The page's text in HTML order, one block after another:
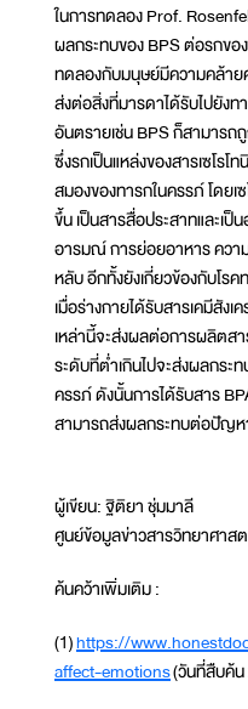
ในการทดลอง Prof.
ผลกระทบของ BPS ต่อรกขอ
ทดลองกับมนุษย์มีความคล้าย
ส่งต่อสิ่งที่มารดาได้รับไปยังท
อันตรายเช่น BPS ก็สามารถ
ซึ่งรกเป็นแหล่งของสารเซโ
สมองของทารกในครรภ์ โดยเ
ขึ้น เป็นสารสื่อประสาทและเ
อารมณ์ การย่อยอาหาร ควา
หลับ อีกทั้งยังเกี่ยวข้องกับโร
เมื่อร่างกายได้รับสารเคมีสัง
เหล่านี้จะส่งผลต่อการผลิตสา
ระดับที่ต่ำเกินไปจะส่งผลกร
ครรภ์ ดังนั้นการได้รับสาร
สามารถส่งผลกระทบต่อปัญห
ผู้เขียน: ฐิติยา ชุ่มมาลี
ศูนย์ข้อมูลข่าวสารวิทยาศาส
ค้นคว้าเพิ่มเติม :
(1)https://
affect-emotions(วันที่สืบค้